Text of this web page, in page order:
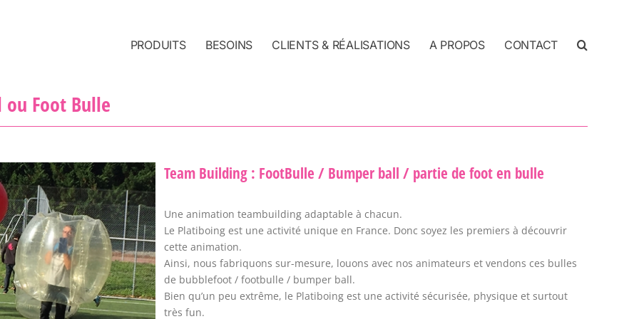
PRODUITS BESOINS CLIENTS & RÉALISATIONS A PROPOS CONTACT
Foot Bulle
Team Building : FootBulle / Bumper ball / partie de foot en bulle
Une animation teambuilding adaptable à chacun.
Le Platiboing est une activité unique en France. Donc soyez les premiers à découvrir
cette animation.
Ainsi, nous fabriquons sur-mesure, louons avec nos animateurs et vendons ces bulles
de bubblefoot / footbulle / bumper ball.
Bien qu’un peu extrême, le Platiboing est une activité sécurisée, physique et surtout
très fun.